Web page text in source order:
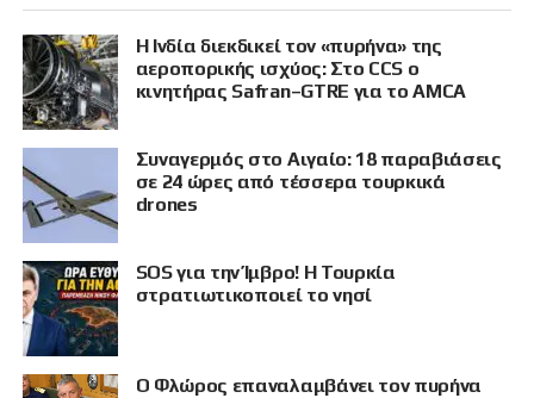
Η Ινδία διεκδικεί τον «πυρήνα» της
αεροπορικής ισχύος: Στο CCS ο
κινητήρας Safran–GTRE για το AMCA
Συναγερμός στο Αιγαίο: 18 παραβιάσεις
σε 24 ώρες από τέσσερα τουρκικά
drones
SOS για την Ίμβρο! Η Τουρκία
στρατιωτικοποιεί το νησί
Ο Φλώρος επαναλαμβάνει τον πυρήνα